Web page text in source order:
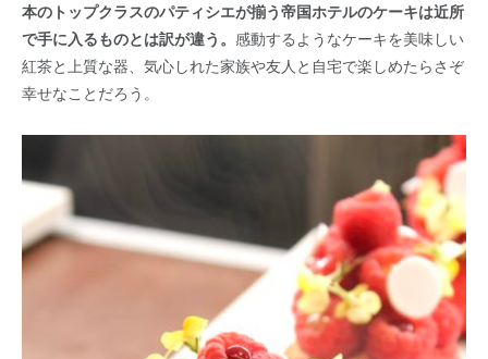
本のトップクラスのパティシエが揃う帝国ホテルのケーキは近所
で手に入るものとは訳が違う。 感動するようなケーキを美味しい
紅茶と上質な器、気心しれた家族や友人と自宅で楽しめたらさぞ
幸せなことだろう。